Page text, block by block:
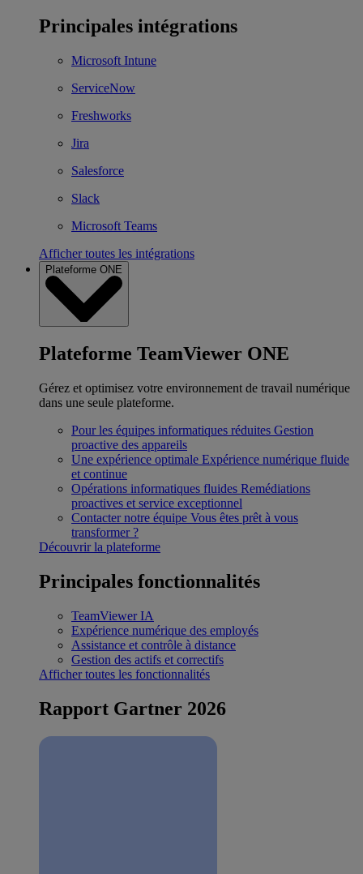
Principales intégrations
Microsoft Intune
ServiceNow
Freshworks
Jira
Salesforce
Slack
Microsoft Teams
Afficher toutes les intégrations
Plateforme ONE
Plateforme TeamViewer ONE
Gérez et optimisez votre environnement de travail numérique
dans une seule plateforme.
Pour les équipes informatiques réduites Gestion
proactive des appareils
Une expérience optimale Expérience numérique fluide
et continue
Opérations informatiques fluides Remédiations
proactives et service exceptionnel
Contacter notre équipe Vous êtes prêt à vous
transformer ?
Découvrir la plateforme
Principales fonctionnalités
TeamViewer IA
Expérience numérique des employés
Assistance et contrôle à distance
Gestion des actifs et correctifs
Afficher toutes les fonctionnalités
Rapport Gartner 2026